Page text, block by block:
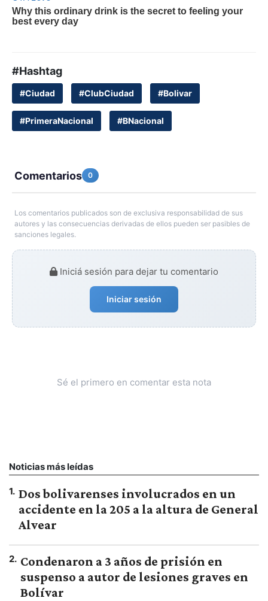
#Hashtag
#Ciudad #ClubCiudad #Bolivar
#PrimeraNacional #BNacional
Comentarios 0
Los comentarios publicados son de exclusiva responsabilidad de sus
autores y las consecuencias derivadas de ellos pueden ser pasibles de
sanciones legales.
Iniciá sesión para dejar tu comentario
Iniciar sesión
Sé el primero en comentar esta nota
Noticias más leídas
1. Dos bolivarenses involucrados en un
accidente en la 205 a la altura de General
Alvear
2. Condenaron a 3 años de prisión en
suspenso a autor de lesiones graves en
Bolívar